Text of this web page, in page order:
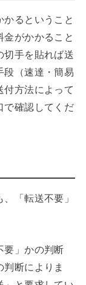
かるということ
がかかること
切手を貼れば送
段（速達・簡易
付方法によって
で確認してくだ
「転送不要」
要」かの判断
断によりま